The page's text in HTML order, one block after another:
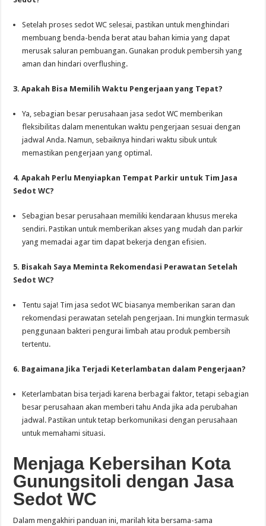
Setelah proses sedot WC selesai, pastikan untuk menghindari
membuang benda-benda berat atau bahan kimia yang dapat
merusak saluran pembuangan. Gunakan produk pembersih yang
aman dan hindari overflushing.
3. Apakah Bisa Memilih Waktu Pengerjaan yang Tepat?
Ya, sebagian besar perusahaan jasa sedot WC memberikan
fleksibilitas dalam menentukan waktu pengerjaan sesuai dengan
jadwal Anda. Namun, sebaiknya hindari waktu sibuk untuk
memastikan pengerjaan yang optimal.
4. Apakah Perlu Menyiapkan Tempat Parkir untuk Tim Jasa
Sedot WC?
Sebagian besar perusahaan memiliki kendaraan khusus mereka
sendiri. Pastikan untuk memberikan akses yang mudah dan parkir
yang memadai agar tim dapat bekerja dengan efisien.
5. Bisakah Saya Meminta Rekomendasi Perawatan Setelah
Sedot WC?
Tentu saja! Tim jasa sedot WC biasanya memberikan saran dan
rekomendasi perawatan setelah pengerjaan. Ini mungkin termasuk
penggunaan bakteri pengurai limbah atau produk pembersih
tertentu.
6. Bagaimana Jika Terjadi Keterlambatan dalam Pengerjaan?
Keterlambatan bisa terjadi karena berbagai faktor, tetapi sebagian
besar perusahaan akan memberi tahu Anda jika ada perubahan
jadwal. Pastikan untuk tetap berkomunikasi dengan perusahaan
untuk memahami situasi.
Menjaga Kebersihan Kota
Gunungsitoli dengan Jasa
Sedot WC
Dalam mengakhiri panduan ini, marilah kita bersama-sama